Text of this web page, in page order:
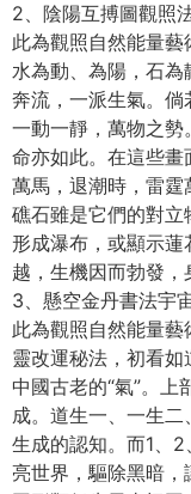
2、陰陽互搏圖觀照
此為觀照自然能量
水為動、為陽，石
奔流，一派生氣。倘
一動一靜，萬物之
命亦如此。在這些
萬馬，退潮時，雷霆
礁石雖是它們的對
形成瀑布，或顯示
越，生機因而勃發，
3、懸空金丹書法宇
此為觀照自然能量
靈改運秘法，初看
中國古老的“氣”。
成。道生一、一生
生成的認知。而1、2
亮世界，驅除黑暗，